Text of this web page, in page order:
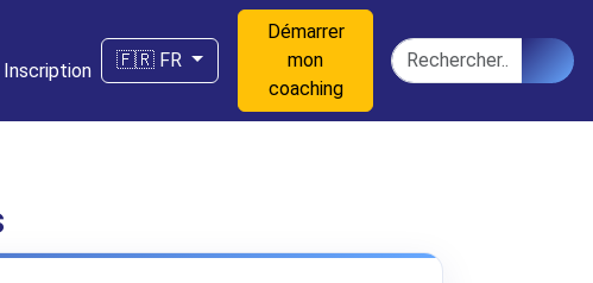
Inscription
🇫🇷 FR
Démarrer
mon
coaching
Rechercher